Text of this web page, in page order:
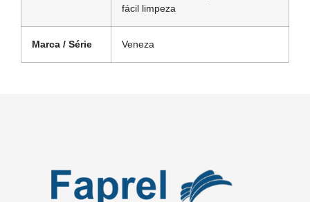
fácil limpeza
Marca / Série Veneza